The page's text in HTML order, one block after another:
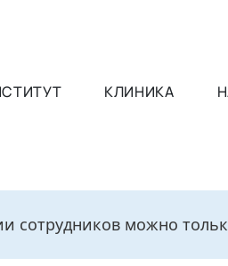
КЛИНИКА
сотрудников можно